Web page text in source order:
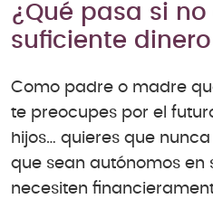
¿Qué pasa si
suficiente
Como padre o madre
te preocupes por el
hijos… quieres que
que sean autónomos en
necesiten